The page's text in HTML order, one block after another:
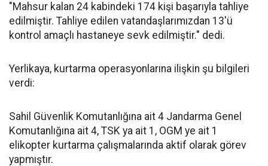
"Mahsur kalan 24 kabindeki 174 kişi başarıyla tahliye
edilmiştir. Tahliye edilen vatandaşlarımızdan 13'ü
kontrol amaçlı hastaneye sevk edilmiştir." dedi.
Yerlikaya, kurtarma operasyonlarına ilişkin şu bilgileri
verdi:
Sahil Güvenlik Komutanlığına ait 4 Jandarma Genel
Komutanlığına ait 4, TSK ya ait 1, OGM ye ait 1
elikopter kurtarma çalışmalarında aktif olarak görev
yapmıştır.